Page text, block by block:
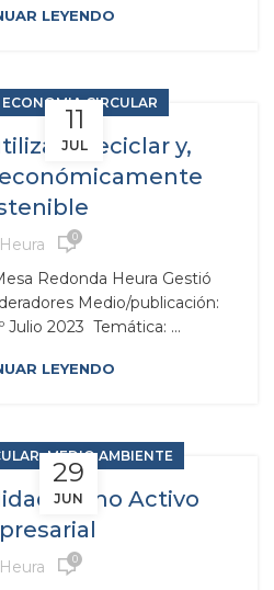
LEYENDO
11
JUL
ECONOMIA CIRCULAR
y reciclar y,
Heura 0
Redonda Heura Gestió
Medio/publicación:
Julio 2023 Temática: ...
LEYENDO
29
JUN
,MEDIO AMBIENTE
como Activo
Heura 0